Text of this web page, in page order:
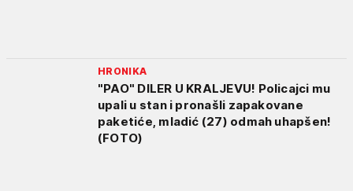
HRONIKA
"PAO" DILER U KRALJEVU! Policajci mu
upali u stan i pronašli zapakovane
paketiće, mladić (27) odmah uhapšen!
(FOTO)